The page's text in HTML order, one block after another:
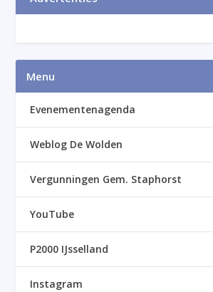
Menu
Evenementenagenda
Weblog De Wolden
Vergunningen Gem. Staphorst
YouTube
P2000 IJsselland
Instagram